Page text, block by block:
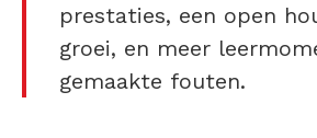
prestaties, een open
groei, en meer
gemaakte fouten.